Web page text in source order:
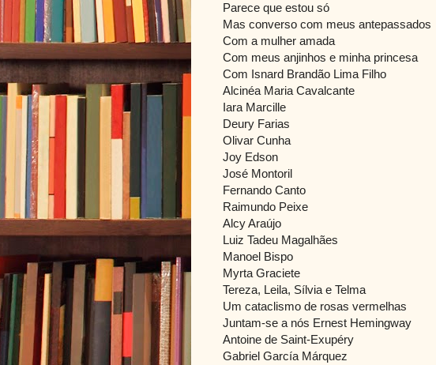
Parece que estou só
Mas converso com meus antepassados
Com a mulher amada
Com meus anjinhos e minha princesa
Com Isnard Brandão Lima Filho
Alcinéa Maria Cavalcante
Iara Marcille
Deury Farias
Olivar Cunha
Joy Edson
José Montoril
Fernando Canto
Raimundo Peixe
Alcy Araújo
Luiz Tadeu Magalhães
Manoel Bispo
Myrta Graciete
Tereza, Leila, Sílvia e Telma
Um cataclismo de rosas vermelhas
Juntam-se a nós Ernest Hemingway
Antoine de Saint-Exupéry
Gabriel García Márquez